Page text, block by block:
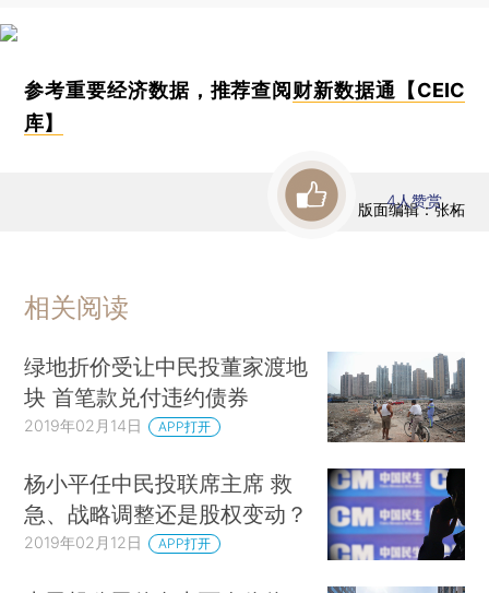
参考重要经济数据，推荐查阅 财新数据通【CEIC
库】
版面编辑：张柘
4人赞赏
相关阅读
绿地折价受让中民投董家渡地
块 首笔款兑付违约债券
2019年02月14日 APP打开
杨小平任中民投联席主席 救
急、战略调整还是股权变动？
2019年02月12日 APP打开